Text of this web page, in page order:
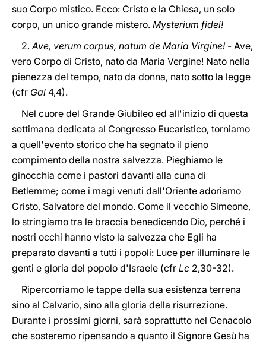
suo Corpo mistico. Ecco: Cristo e la Chiesa, un solo
corpo, un unico grande mistero. Mysterium fidei!
2. Ave, verum corpus, natum de Maria Virgine! - Ave,
vero Corpo di Cristo, nato da Maria Vergine! Nato nella
pienezza del tempo, nato da donna, nato sotto la legge
(cfr Gal 4,4).
Nel cuore del Grande Giubileo ed all'inizio di questa
settimana dedicata al Congresso Eucaristico, torniamo
a quell'evento storico che ha segnato il pieno
compimento della nostra salvezza. Pieghiamo le
ginocchia come i pastori davanti alla cuna di
Betlemme; come i magi venuti dall'Oriente adoriamo
Cristo, Salvatore del mondo. Come il vecchio Simeone,
lo stringiamo tra le braccia benedicendo Dio, perché i
nostri occhi hanno visto la salvezza che Egli ha
preparato davanti a tutti i popoli: Luce per illuminare le
genti e gloria del popolo d'Israele (cfr Lc 2,30-32).
Ripercorriamo le tappe della sua esistenza terrena
sino al Calvario, sino alla gloria della risurrezione.
Durante i prossimi giorni, sarà soprattutto nel Cenacolo
che sosteremo ripensando a quanto il Signore Gesù ha